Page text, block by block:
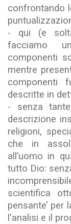
confrontando
- qui (e
facciamo
componenti
mentre
componenti
descritte in
- senza
descrizione
religioni,
che in
all’uomo in
tutto Dio:
scientifica
pensante’ per
l'analisi e il